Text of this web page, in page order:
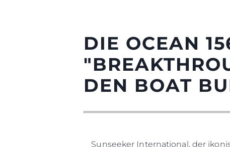
DIE OCEAN
DEN BOAT
Sunseeker International, der